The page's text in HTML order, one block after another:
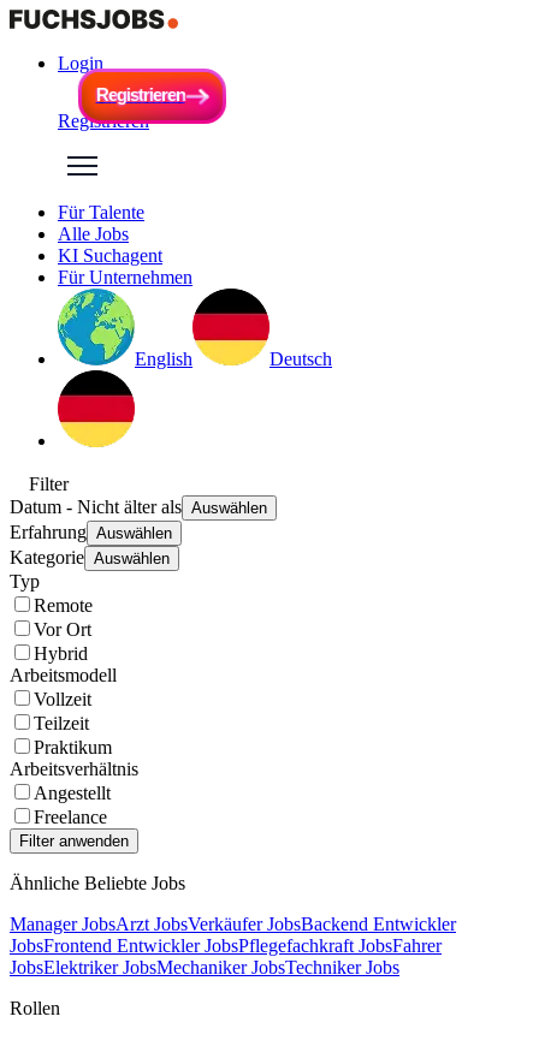
Login
Registrieren
Registrieren
Registrieren
Für Talente
Alle Jobs
KI Suchagent
Für Unternehmen
English Deutsch
Filter
Datum - Nicht älter als Auswählen
Erfahrung Auswählen
Kategorie Auswählen
Typ
Remote
Vor Ort
Hybrid
Arbeitsmodell
Vollzeit
Teilzeit
Praktikum
Arbeitsverhältnis
Angestellt
Freelance
Ähnliche Beliebte Jobs
Manager JobsArzt JobsVerkäufer JobsBackend Entwickler
JobsFrontend Entwickler JobsPflegefachkraft JobsFahrer
JobsElektriker JobsMechaniker JobsTechniker Jobs
Rollen